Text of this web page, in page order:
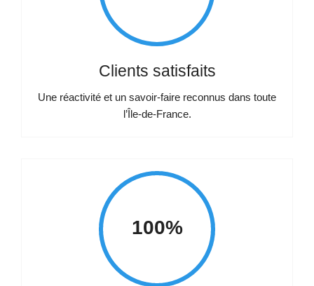
Clients satisfaits
Une réactivité et un savoir-faire reconnus dans toute
l’Île-de-France.
100%